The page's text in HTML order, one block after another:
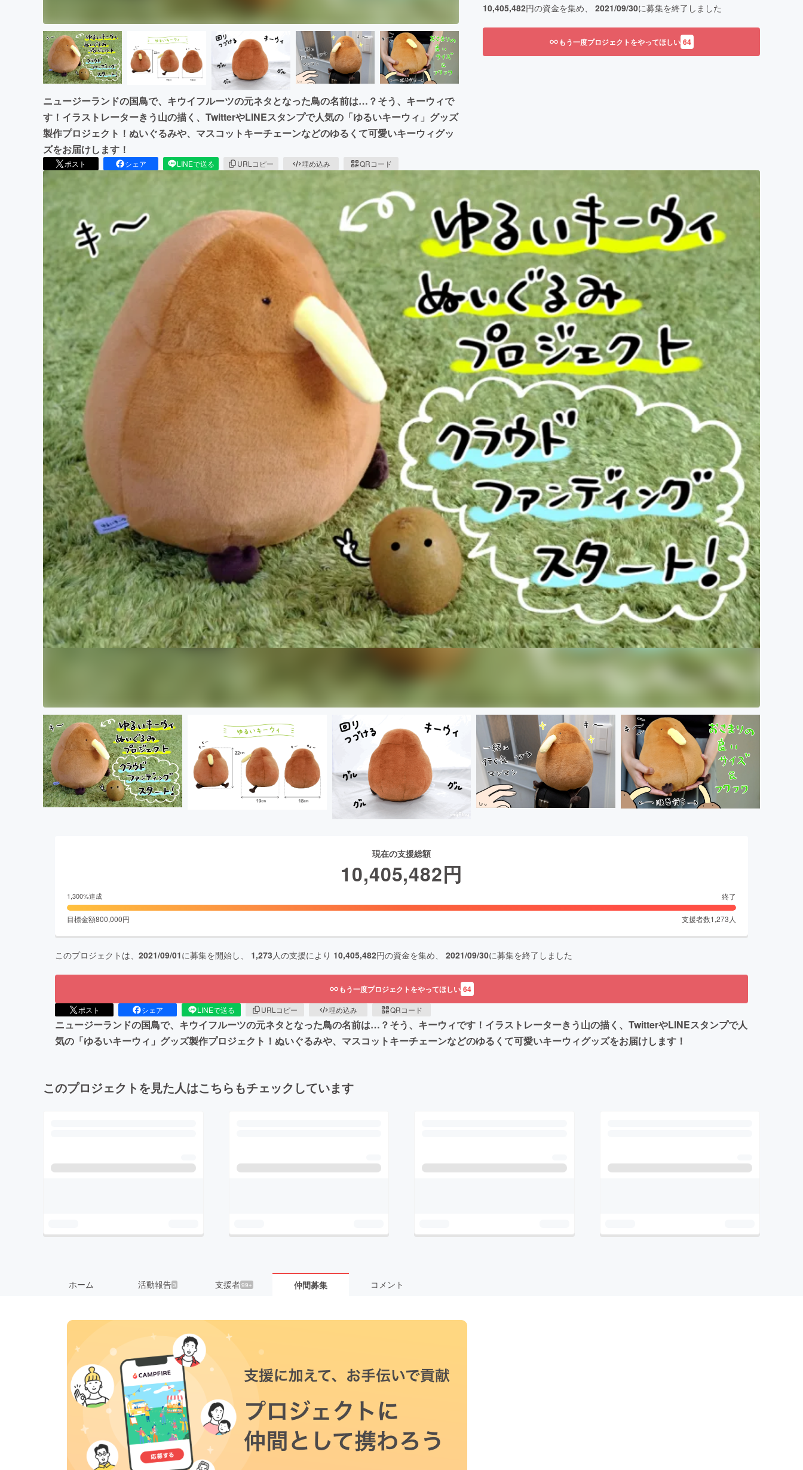
ニュージーランドの国鳥で、キウイフルーツの元ネタとなった鳥の名前は…？そう、キーウィで
す！イラストレーターきう山の描く、TwitterやLINEスタンプで人気の「ゆるいキーウィ」グッズ
製作プロジェクト！ぬいぐるみや、マスコットキーチェーンなどのゆるくて可愛いキーウィグッ
ズをお届けします！
ポスト シェア LINEで送る URLコピー 埋め込み QRコード
10,405,482円の資金を集め、 2021/09/30に募集を終了しました
もう一度プロジェクトをやってほしい 64
現在の支援総額
10,405,482円
1,300%達成 終了
目標金額800,000円 支援者数1,273 人
このプロジェクトは、 2021/09/01に募集を開始し、 1,273 人の支援により 10,405,482円の資金を集め、 2021/09/30に募集を終了しました
もう一度プロジェクトをやってほしい 64
ポスト シェア LINEで送る URLコピー 埋め込み QRコード
ニュージーランドの国鳥で、キウイフルーツの元ネタとなった鳥の名前は…？そう、キーウィです！イラストレーターきう山の描く、TwitterやLINEスタンプで人
気の「ゆるいキーウィ」グッズ製作プロジェクト！ぬいぐるみや、マスコットキーチェーンなどのゆるくて可愛いキーウィグッズをお届けします！
このプロジェクトを見た人はこちらもチェックしています
ホーム 活動報告3 支援者99+ 仲間募集 コメント